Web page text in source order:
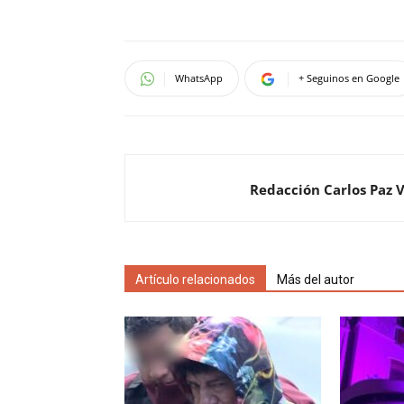
WhatsApp + Seguinos en Google
Redacción Carlos Paz
Artículo relacionados Más del autor